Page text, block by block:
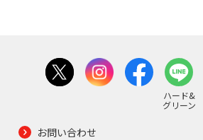
ハード&
グリーン
お問い合わせ